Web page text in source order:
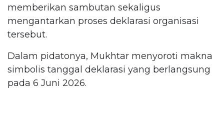
memberikan sambutan sekaligus
mengantarkan proses deklarasi organisasi
tersebut.
Dalam pidatonya, Mukhtar menyoroti makna
simbolis tanggal deklarasi yang berlangsung
pada 6 Juni 2026.